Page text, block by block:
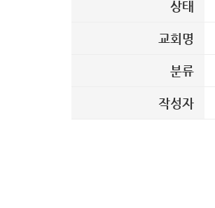
상태
교회명
분류
작성자